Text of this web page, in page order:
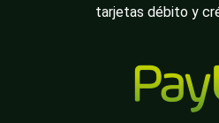
tarjetas débito y